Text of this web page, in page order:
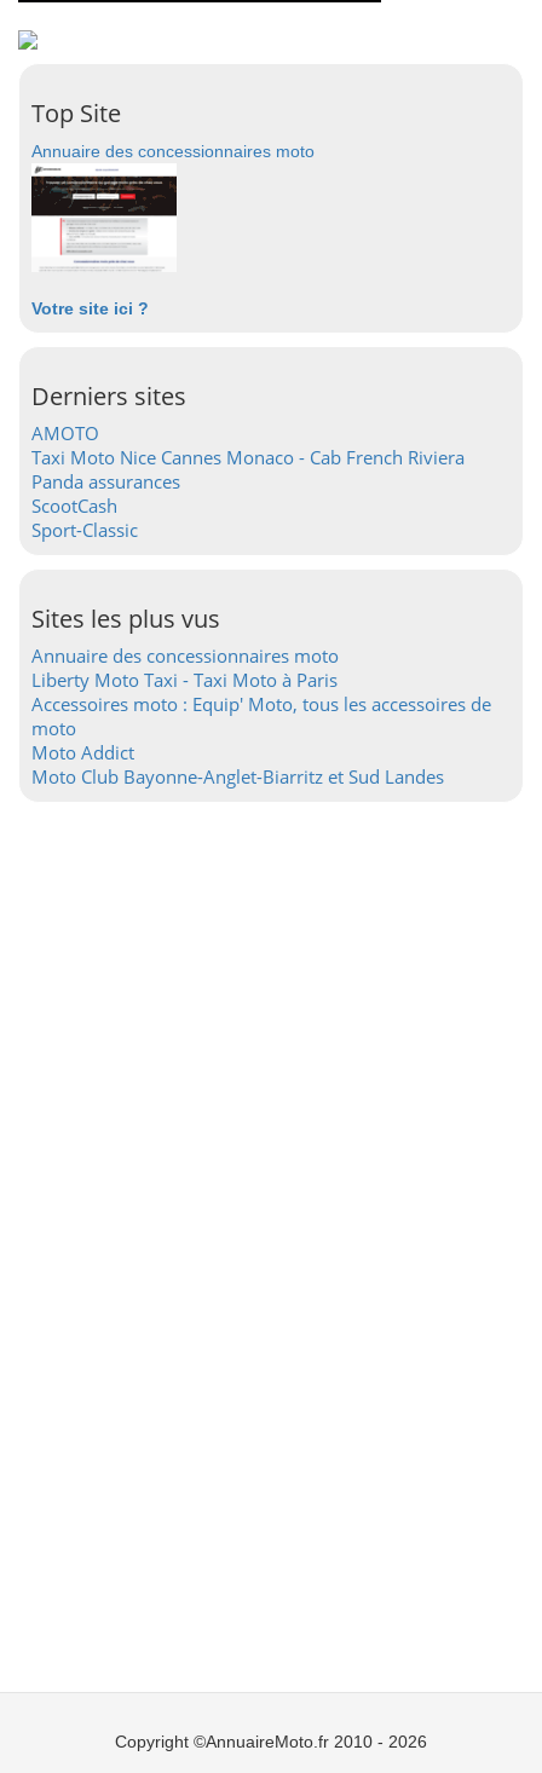
Top Site
Annuaire des concessionnaires moto
Votre site ici ?
Derniers sites
AMOTO
Taxi Moto Nice Cannes Monaco - Cab French Riviera
Panda assurances
ScootCash
Sport-Classic
Sites les plus vus
Annuaire des concessionnaires moto
Liberty Moto Taxi - Taxi Moto à Paris
Accessoires moto : Equip' Moto, tous les accessoires de
moto
Moto Addict
Moto Club Bayonne-Anglet-Biarritz et Sud Landes
Copyright ©AnnuaireMoto.fr 2010 - 2026